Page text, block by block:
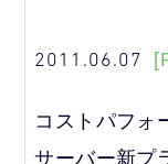
2011.06.07
コストパフォ
サーバー新プ